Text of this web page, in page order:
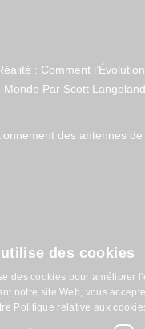
: Comment
Par Scott
des antennes
des cookies
des cookies pour améliorer
notre site Web, vous
Politique relative aux